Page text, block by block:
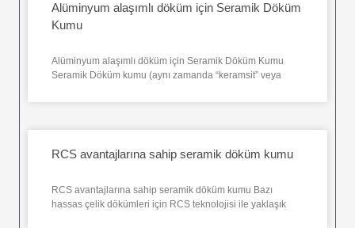
Alüminyum alaşımlı döküm için Seramik Döküm
Kumu
Alüminyum alaşımlı döküm için Seramik Döküm Kumu
Seramik Döküm kumu (aynı zamanda “keramsit” veya
RCS avantajlarına sahip seramik döküm kumu
RCS avantajlarına sahip seramik döküm kumu Bazı
hassas çelik dökümleri için RCS teknolojisi ile yaklaşık